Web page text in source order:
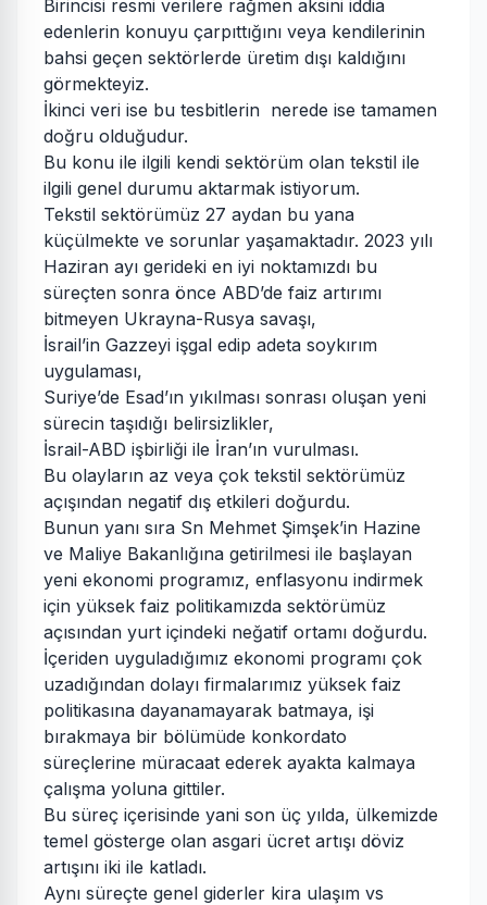
Birincisi resmi verilere rağmen aksini iddia
edenlerin konuyu çarpıttığını veya kendilerinin
bahsi geçen sektörlerde üretim dışı kaldığını
görmekteyiz.
İkinci veri ise bu tesbitlerin nerede ise tamamen
doğru olduğudur.
Bu konu ile ilgili kendi sektörüm olan tekstil ile
ilgili genel durumu aktarmak istiyorum.
Tekstil sektörümüz 27 aydan bu yana
küçülmekte ve sorunlar yaşamaktadır. 2023 yılı
Haziran ayı gerideki en iyi noktamızdı bu
süreçten sonra önce ABD’de faiz artırımı
bitmeyen Ukrayna-Rusya savaşı,
İsrail’in Gazzeyi işgal edip adeta soykırım
uygulaması,
Suriye’de Esad’ın yıkılması sonrası oluşan yeni
sürecin taşıdığı belirsizlikler,
İsrail-ABD işbirliği ile İran’ın vurulması.
Bu olayların az veya çok tekstil sektörümüz
açışından negatif dış etkileri doğurdu.
Bunun yanı sıra Sn Mehmet Şimşek’in Hazine
ve Maliye Bakanlığına getirilmesi ile başlayan
yeni ekonomi programız, enflasyonu indirmek
için yüksek faiz politikamızda sektörümüz
açısından yurt içindeki neğatif ortamı doğurdu.
İçeriden uyguladığımız ekonomi programı çok
uzadığından dolayı firmalarımız yüksek faiz
politikasına dayanamayarak batmaya, işi
bırakmaya bir bölümüde konkordato
süreçlerine müracaat ederek ayakta kalmaya
çalışma yoluna gittiler.
Bu süreç içerisinde yani son üç yılda, ülkemizde
temel gösterge olan asgari ücret artışı döviz
artışını iki ile katladı.
Aynı süreçte genel giderler kira ulaşım vs